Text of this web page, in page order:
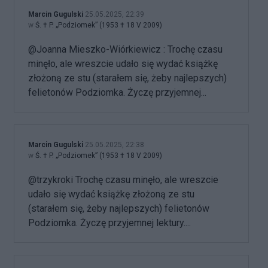
Marcin Gugulski 25.05.2025, 22:39
w Ś. † P. „Podziomek” (1953 † 18 V 2009)
@Joanna Mieszko-Wiórkiewicz : Trochę czasu
minęło, ale wreszcie udało się wydać książkę
złożoną ze stu (starałem się, żeby najlepszych)
felietonów Podziomka. Życzę przyjemnej...
Marcin Gugulski 25.05.2025, 22:38
w Ś. † P. „Podziomek” (1953 † 18 V 2009)
@trzykroki Trochę czasu minęło, ale wreszcie
udało się wydać książkę złożoną ze stu
(starałem się, żeby najlepszych) felietonów
Podziomka. Życzę przyjemnej lektury....